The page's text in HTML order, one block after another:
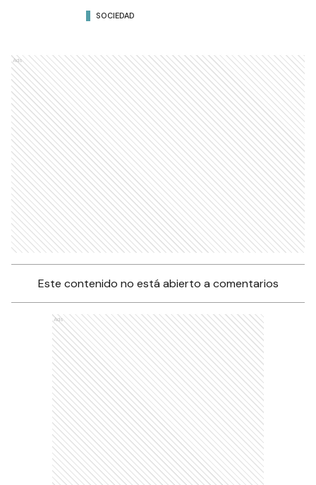
SOCIEDAD
Ads
Este contenido no está abierto a comentarios
Ads